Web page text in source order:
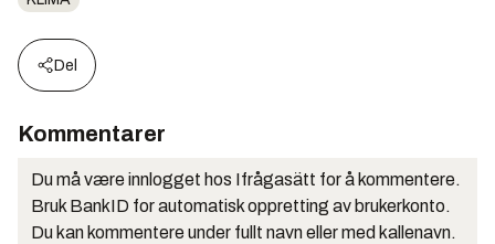
Del
Kommentarer
Du må være innlogget hos Ifrågasätt for å kommentere.
Bruk BankID for automatisk oppretting av brukerkonto.
Du kan kommentere under fullt navn eller med kallenavn.